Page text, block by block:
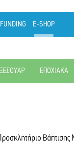
E-SHOP
ΕΠΟΧΙΑΚΑ